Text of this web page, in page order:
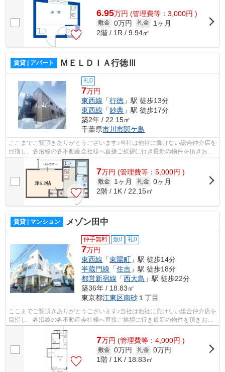
6.95万円 (管理費等：3,000円 )
敷金 0万円 礼金
1ヶ月
2階 / 1R / 9.94㎡
賃貸 | アパート ＭＥＬＤＩＡ行徳Ⅲ
礼0
7万円
東西線 「行徳 」駅 徒歩13分
東西線 「妙典 」駅 徒歩17分
築2年 / 22.15㎡
千葉県市川市関ケ島
ここまでご覧頂きありがとうございます♪当社は他社に負けない総合仲介店を
目指し、各沿線の各不動産会社様へ直接ご挨拶に行き最新の物件を頂きお客
様へ提供しております！最新の情報は...
7万円 (管理費等：5,000円 )
敷金 1ヶ月 礼金 0ヶ月
2階 / 1K / 22.15㎡
賃貸 | マンション メゾン田中
仲手無料 敷0 礼0
7万円
東西線 「東陽町 」駅 徒歩14分
半蔵門線 「住吉 」駅 徒歩18分
都営新宿線 「西大島 」駅 徒歩22分
築36年 / 18.83㎡
東京都江東区南砂 １丁目
ここまでご覧頂きありがとうございます♪当社は他社に負けない総合仲介店を
目指し、各沿線の各不動産会社様へ直接ご挨拶に行き最新の物件を頂きお客
様へ提供しております！最新の情報は...
7万円 (管理費等：4,000円 )
敷金 0万円 礼金 0万円
1階 / 1K / 18.83㎡